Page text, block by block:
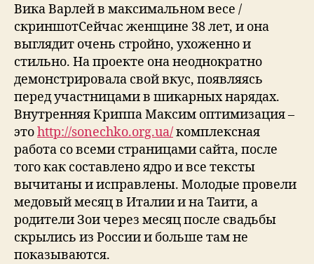
Вика Варлей в максимальном весе /
скриншотСейчас женщине 38 лет, и она
выглядит очень стройно, ухоженно и
стильно. На проекте она неоднократно
демонстрировала свой вкус, появляясь
перед участницами в шикарных нарядах.
Внутренняя Криппа Максим оптимизация –
этоhttp://sonechko.org.ua/комплексная
работа со всеми страницами сайта, после
того как составлено ядро и все тексты
вычитаны и исправлены. Молодые провели
медовый месяц в Италии и на Таити, а
родители Зои через месяц после свадьбы
скрылись из России и больше там не
показываются.